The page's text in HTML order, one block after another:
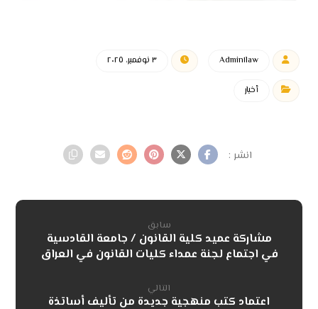
Admin١law ٣ نوفمبر، ٢٠٢٥
أخبار
سابق
مشاركة عميد كلية القانون / جامعة القادسية
في اجتماع لجنة عمداء كليات القانون في العراق
التالي
اعتماد كتب منهجية جديدة من تأليف أساتذة